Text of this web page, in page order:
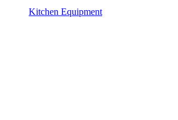
Kitchen Equipment